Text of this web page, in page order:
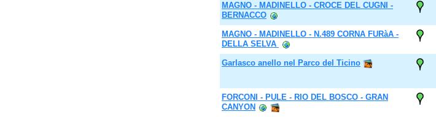
MAGNO - MADINELLO - CROCE DEL CUGNI -
BERNACCO
MAGNO - MADINELLO - N.489 CORNA FURàA -
DELLA SELVA
Garlasco anello nel Parco del Ticino
FORCONI - PULE - RIO DEL BOSCO - GRAN
CANYON